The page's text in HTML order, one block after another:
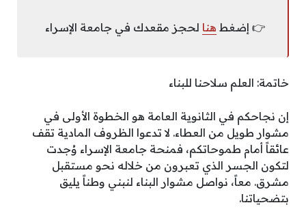
👉 إضغط هنا لحجز مقعدك في جامعة الإسراء
خاتمة: العلم سلاحنا للبناء
إن نجاحكم في الثانوية العامة هو الخطوة الأولى في
مشوار طويل من العطاء. لا تدعوا الظروف المادية تقف
عائقاً أمام طموحاتكم، فمنحة جامعة الإسراء وُجدت
لتكون الجسر الذي تعبرون من خلاله نحو مستقبل
مشرق. معاً، نواصل مشوار البناء لنبني وطناً يليق
بتضحياتنا.